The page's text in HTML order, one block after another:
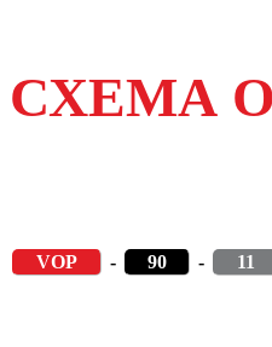
СХЕМА
VOP - 90 - 11